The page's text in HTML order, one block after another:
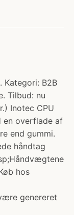
Kategori: B2B
Tilbud: nu
Inotec CPU
overflade af
end gummi.
håndtag
hos
genereret